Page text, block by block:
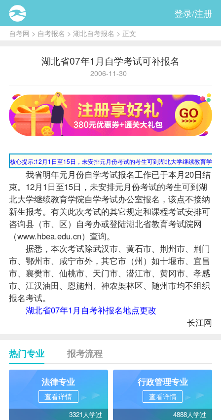
登录/注册
自考网 > 自考报名 > 湖北自考报名 > 正文
湖北省07年1月自学考试可补报名
2006-11-30
核心提示:12月1日至15日，未安排元月份考试的考生可到湖北大学继续教育学院
我省明年元月份自学考试报名工作已于本月20日结
束。12月1日至15日，未安排元月份考试的考生可到湖
北大学继续教育学院自学考试办公室报名，该点不接纳
新生报考。有关此次考试的其它规定和课程考试安排可
咨询县（市、区） 自考办或登陆湖北省教育考试院网
（www.hbea.edu.cn）查询。
据悉，本次考试除武汉市、黄石市、荆州市、荆门
市、鄂州市、咸宁市外，其它市（州）如十堰市、宜昌
市、襄樊市、仙桃市、天门市、潜江市、黄冈市、孝感
市、江汉油田、恩施州、神农架林区、随州市均不组织
报名考试。
湖北省07年1月自考补报名地点更改
长江网
热门专业 报考流程
法律专业
查看详情
3321人学过
行政管理专业
查看详情
4888人学过